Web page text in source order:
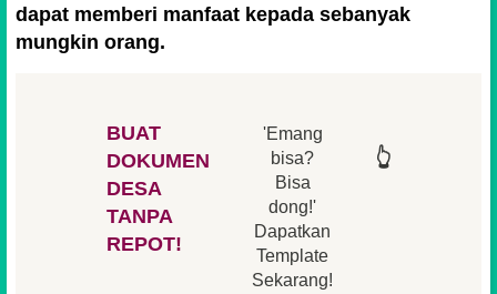
dapat memberi manfaat kepada sebanyak
mungkin orang.
BUAT
DOKUMEN
DESA
TANPA
REPOT!
'Emang
bisa?
Bisa
dong!'
Dapatkan
Template
Sekarang!
👆